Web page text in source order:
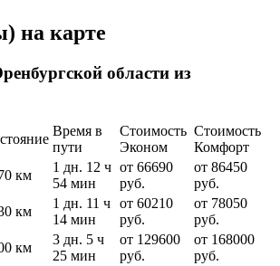
на карте
области из
Время в
пути
Стоимость
Эконом
Стоимость
Комфорт
км
1 дн. 12 ч
54 мин
от 66690
руб.
от 86450
руб.
км
1 дн. 11 ч
14 мин
от 60210
руб.
от 78050
руб.
км
3 дн. 5 ч
25 мин
от 129600
руб.
от 168000
руб.